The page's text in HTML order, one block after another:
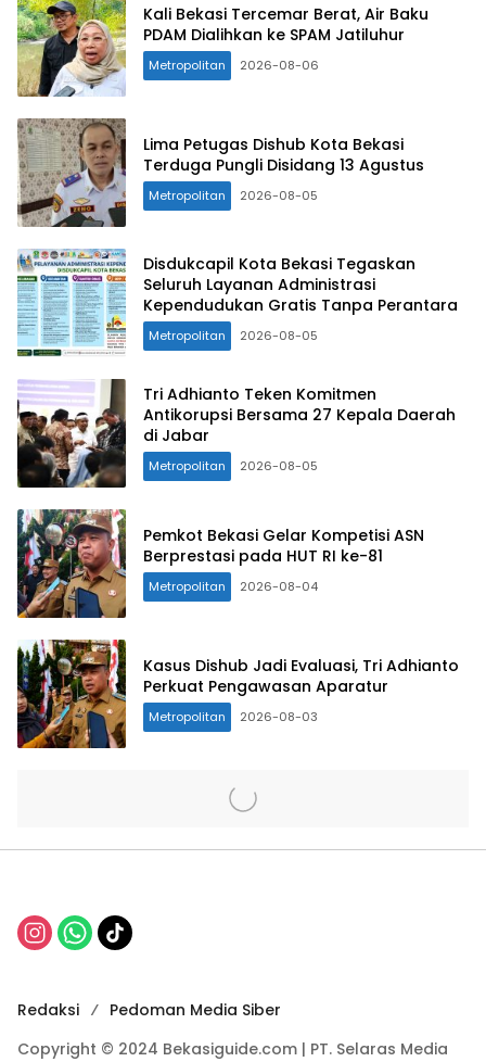
Kali Bekasi Tercemar Berat, Air Baku
PDAM Dialihkan ke SPAM Jatiluhur
Metropolitan 2026-08-06
Lima Petugas Dishub Kota Bekasi
Terduga Pungli Disidang 13 Agustus
Metropolitan 2026-08-05
Disdukcapil Kota Bekasi Tegaskan
Seluruh Layanan Administrasi
Kependudukan Gratis Tanpa Perantara
Metropolitan 2026-08-05
Tri Adhianto Teken Komitmen
Antikorupsi Bersama 27 Kepala Daerah
di Jabar
Metropolitan 2026-08-05
Pemkot Bekasi Gelar Kompetisi ASN
Berprestasi pada HUT RI ke-81
Metropolitan 2026-08-04
Kasus Dishub Jadi Evaluasi, Tri Adhianto
Perkuat Pengawasan Aparatur
Metropolitan 2026-08-03
Redaksi
Pedoman Media Siber
Copyright © 2024 Bekasiguide.com | PT. Selaras Media